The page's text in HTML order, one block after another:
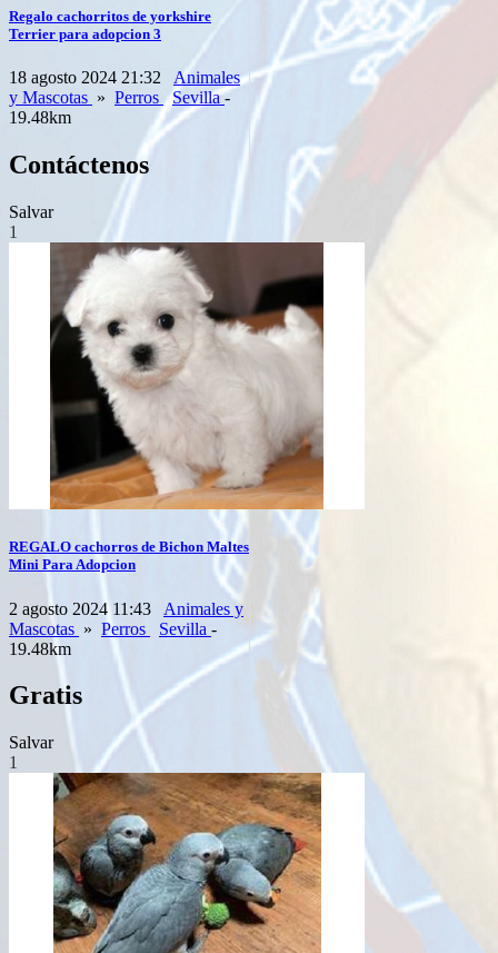
Regalo cachorritos de yorkshire
Terrier para adopcion 3
18 agosto 2024 21:32
Animales
y Mascotas » Perros Sevilla-
19.48km
Contáctenos
Salvar
1
REGALO cachorros de Bichon Maltes
Mini Para Adopcion
2 agosto 2024 11:43
Animales y
Mascotas » Perros Sevilla -
19.48km
Gratis
Salvar
1